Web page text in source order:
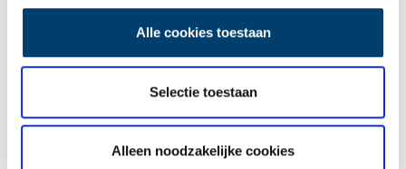
Alle cookies toestaan
Selectie toestaan
Alleen noodzakelijke cookies
het Fonds Edwin Bouw is een groot deel van de kosten al gedekt.
Maar we zijn er nog niet! Helaas kunnen we de overige kosten
als vereniging niet zelf dragen. Help daarom mee de restauratie
mogelijk te maken! In juni starten wij daarom met de
crowdfunding. Informatie over hoe je hier aan kan bijdragen volgt
snel. Heb je al ideeën hoe je hier aan kan bijdragen? Mail dan
marieverkaik@zaanschemolen.nl